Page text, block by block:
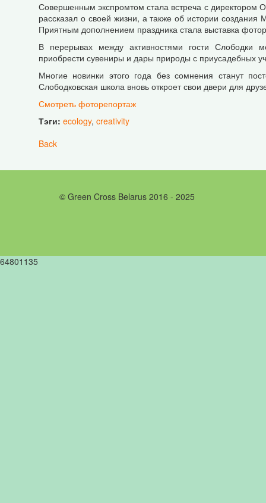
Совершенным экспромтом стала встреча с
рассказал о своей жизни, а также об истории создания
Приятным дополнением праздника стала выставка
В перерывах между активностями гости Слободки
приобрести сувениры и дары природы с приусадебных
Многие новинки этого года без сомнения станут
Слободковская школа вновь откроет свои двери для
Смотреть фоторепортаж
Тэги: ecology, creativity
Back
© Green Cross Belarus 2016 - 2025
64801135